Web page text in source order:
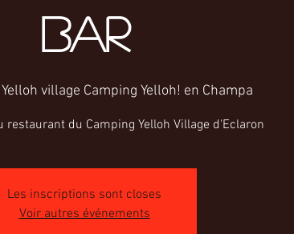
Bar
Yelloh village Camping Yelloh! en Champa
restaurant du Camping Yelloh Village d'Eclaron
Les inscriptions sont closes
Voir autres événements